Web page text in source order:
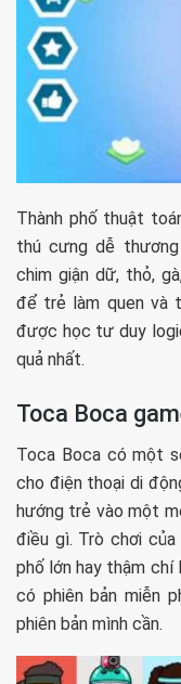
Thành phố thuật
thú cưng dễ
chim giận dữ, thỏ,
để trẻ làm quen và
được học tư duy
quả nhất.
Toca Boca
Toca Boca có một
cho điện thoại di
hướng trẻ vào một
điều gì. Trò chơi
phố lớn hay thậm
có phiên bản miễn
phiên bản mình cần.